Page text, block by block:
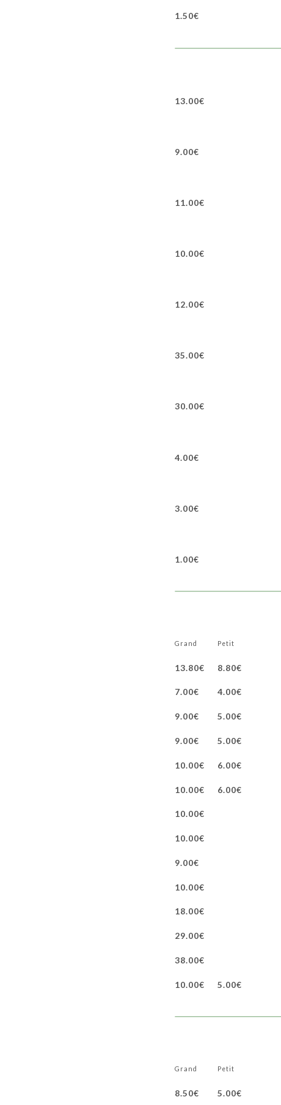
1.50€
13.00€
9.00€
11.00€
10.00€
12.00€
35.00€
30.00€
4.00€
3.00€
1.00€
Petit
Grand
8.80€
13.80€
4.00€
7.00€
5.00€
9.00€
5.00€
9.00€
6.00€
10.00€
6.00€
10.00€
10.00€
10.00€
9.00€
10.00€
18.00€
29.00€
38.00€
5.00€
10.00€
Petit
Grand
5.00€
8.50€